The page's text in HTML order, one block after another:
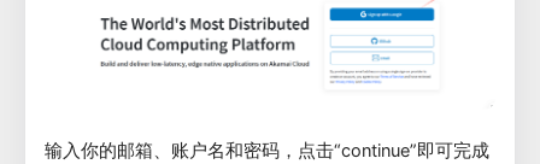
输入你的邮箱、账户名和密码，点击“continue”即可完成